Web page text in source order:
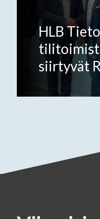
HLB
siirtyvät